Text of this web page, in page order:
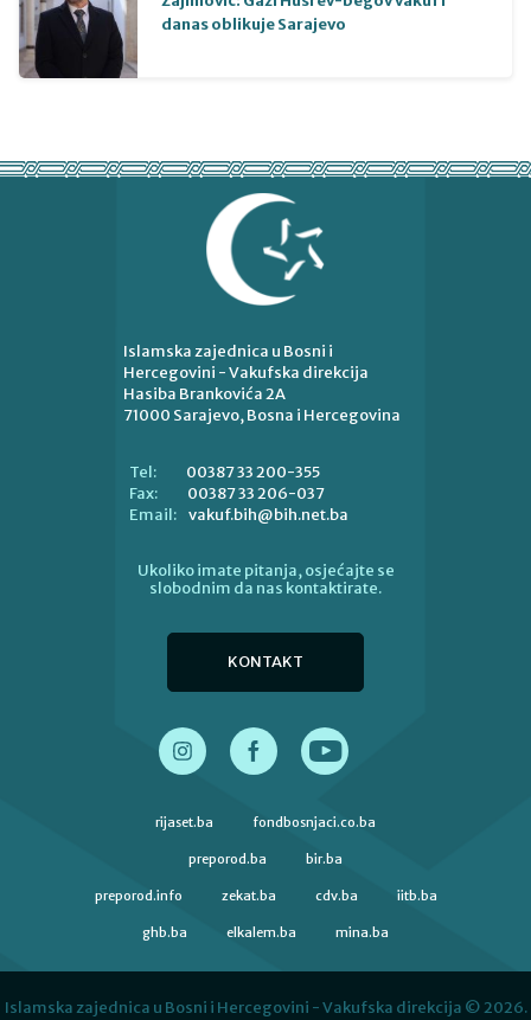
danas oblikuje Sarajevo
Islamska zajednica u Bosni i
Hercegovini - Vakufska direkcija
Hasiba Brankovića 2A
71000 Sarajevo, Bosna i Hercegovina
Tel:
00387 33 200-355
Fax:
00387 33 206-037
Email: vakuf.bih@bih.net.ba
Ukoliko imate pitanja, osjećajte se
slobodnim da nas kontaktirate.
KONTAKT
rijaset.ba fondbosnjaci.co.ba
preporod.ba bir.ba
preporod.info zekat.ba cdv.ba iitb.ba
ghb.ba elkalem.ba mina.ba
Islamska zajednica u Bosni i Hercegovini - Vakufska direkcija © 2026.